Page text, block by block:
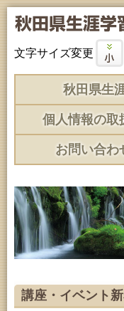
文字サイズ変更
秋田県生
個人情報の取
お問い合わ
講座・イベント